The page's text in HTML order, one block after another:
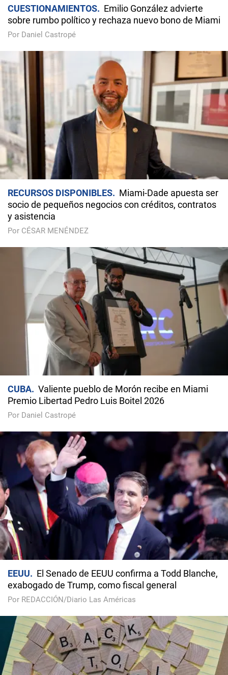
CUESTIONAMIENTOS
Emilio González advierte
sobre rumbo político y rechaza nuevo bono de Miami
Por Daniel Castropé
RECURSOS DISPONIBLES
Miami-Dade apuesta ser
socio de pequeños negocios con créditos, contratos
y asistencia
Por CÉSAR MENÉNDEZ
CUBA
Valiente pueblo de Morón recibe en Miami
Premio Libertad Pedro Luis Boitel 2026
Por Daniel Castropé
EEUU
El Senado de EEUU confirma a Todd Blanche,
exabogado de Trump, como fiscal general
Por REDACCIÓN/Diario Las Américas